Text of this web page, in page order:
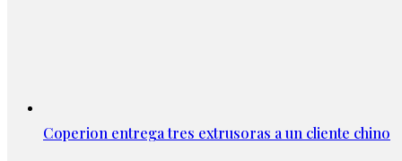
Coperion entrega tres extrusoras a un cliente chino